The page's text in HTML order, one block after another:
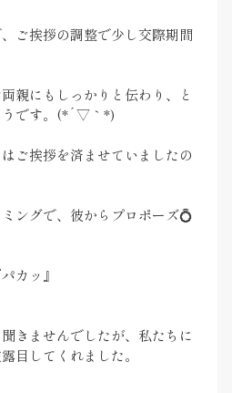
ご挨拶の調整で少し交際期間
親にもしっかりと伝わり、と
うです。(*´▽｀*)
ご挨拶を済ませていましたの
ングで、彼からプロポーズ💍
カッ』
きませんでしたが、私たちに
目してくれました。